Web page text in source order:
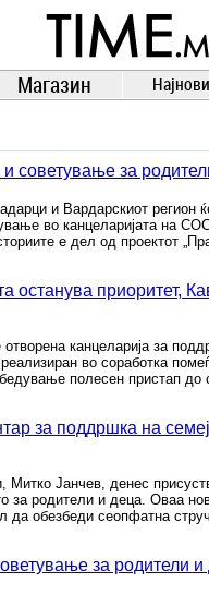
TIME.mk
ВЕСТИ
NEWS
Магазин
советување за
и Вардарскиот регион
во канцеларијата на
е дел од проектот
останува приоритет,
канцеларија за
во соработка
полесен пристап до
за поддршка на
Митко Јанчев, денес
за родители и деца. Оваа
да обезбеди сеопфатна
за родители и